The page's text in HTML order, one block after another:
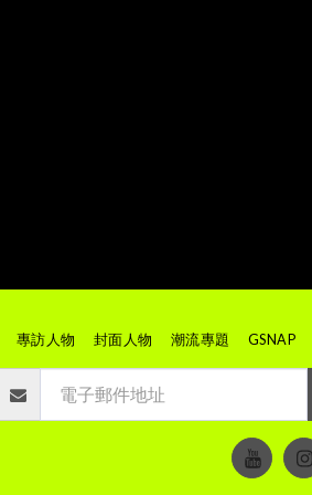
專訪人物 封面人物 潮流專題 GSNAP